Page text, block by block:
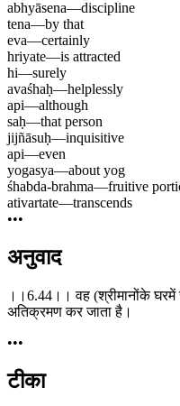
abhyāsena—discipline
tena—by that
eva—certainly
hriyate—is attracted
hi—surely
avaśhaḥ—helplessly
api—although
saḥ—that person
jijñāsuḥ—inquisitive
api—even
yogasya—about yog
śhabda-brahma—fruitive
ativartate—transcends
•••
अनुवाद
।।6.44।। वह (श्रीमानोंके घरमें
अतिक्रमण कर जाता है।
•••
टीका